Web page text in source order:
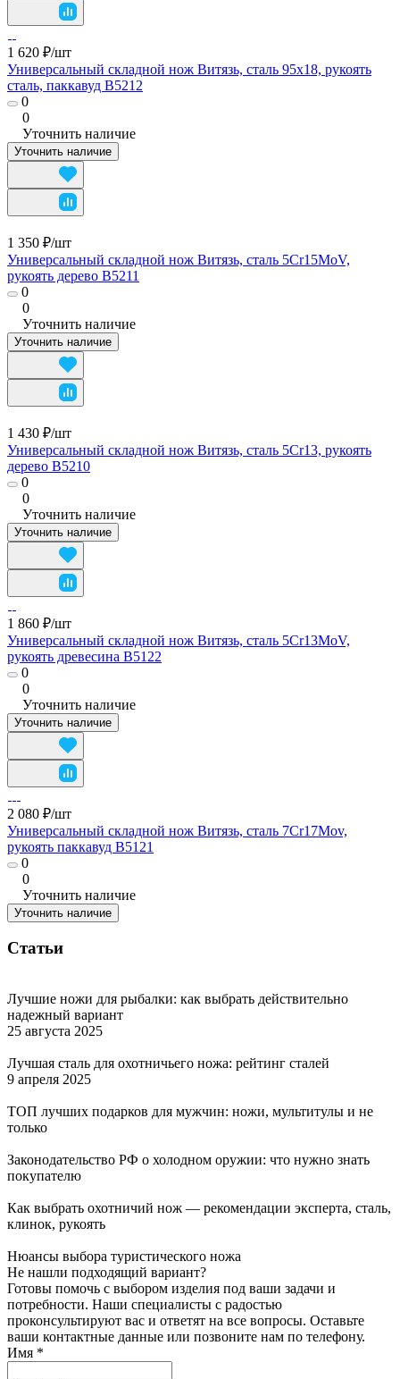
1 620 ₽/шт
Универсальный складной нож Витязь, сталь 95х18, рукоять
сталь, паккавуд B5212
0
0
Уточнить наличие
Уточнить наличие
1 350 ₽/шт
Универсальный складной нож Витязь, сталь 5Cr15MoV,
рукоять дерево B5211
0
0
Уточнить наличие
Уточнить наличие
1 430 ₽/шт
Универсальный складной нож Витязь, сталь 5Cr13, рукоять
дерево B5210
0
0
Уточнить наличие
Уточнить наличие
1 860 ₽/шт
Универсальный складной нож Витязь, сталь 5Cr13MoV,
рукоять древесина B5122
0
0
Уточнить наличие
Уточнить наличие
2 080 ₽/шт
Универсальный складной нож Витязь, сталь 7Cr17Mov,
рукоять паккавуд B5121
0
0
Уточнить наличие
Уточнить наличие
Статьи
Лучшие ножи для рыбалки: как выбрать действительно
надежный вариант
25 августа 2025
Лучшая сталь для охотничьего ножа: рейтинг сталей
9 апреля 2025
ТОП лучших подарков для мужчин: ножи, мультитулы и не
только
Законодательство РФ о холодном оружии: что нужно знать
покупателю
Как выбрать охотничий нож — рекомендации эксперта, сталь,
клинок, рукоять
Нюансы выбора туристического ножа
Не нашли подходящий вариант?
Готовы помочь с выбором изделия под ваши задачи и
потребности. Наши специалисты с радостью
проконсультируют вас и ответят на все вопросы. Оставьте
ваши контактные данные или позвоните нам по телефону.
Имя *